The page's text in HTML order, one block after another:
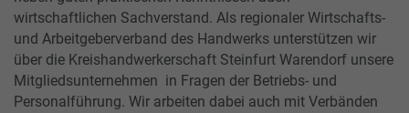
wirtschaftlichen Sachverstand. Als regionaler Wirtschafts-
und Arbeitgeberverband des Handwerks unterstützen wir
über die Kreishandwerkerschaft Steinfurt Warendorf unsere
Mitgliedsunternehmen in Fragen der Betriebs- und
Personalführung. Wir arbeiten dabei auch mit Verbänden